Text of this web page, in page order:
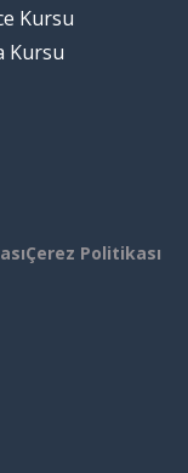
Kursu
Kursu
Çerez Politikası